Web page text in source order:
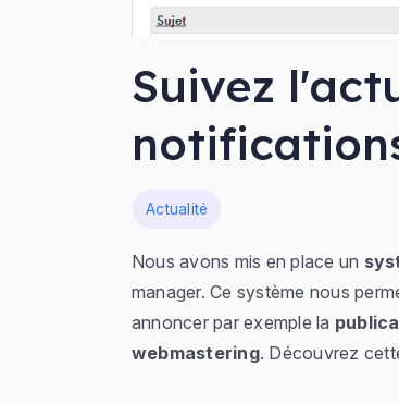
Suivez
Actualité
Nous avons mis en place un
manager. Ce système nous
annoncer par exemple la
webmastering. Découvrez